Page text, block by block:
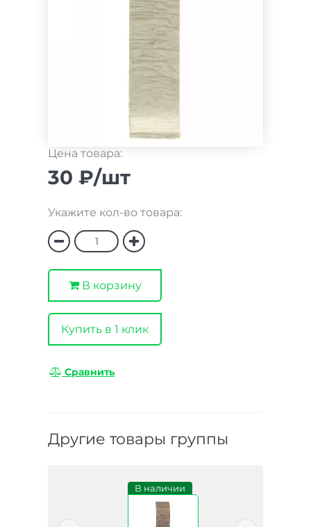
Цена товара:
30 ₽/шт
Укажите кол-во товара:
В корзину
Купить в 1 клик
Сравнить
Другие товары группы
В наличии